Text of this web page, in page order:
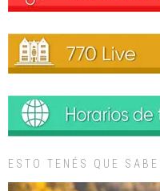
ESTO TENÉS QUE